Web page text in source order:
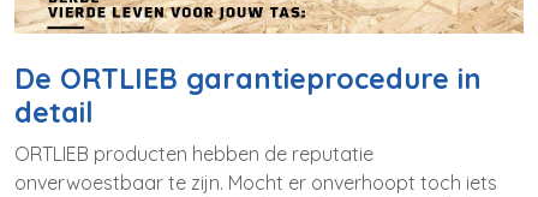
De ORTLIEB garantieprocedure in
detail
ORTLIEB producten hebben de reputatie
onverwoestbaar te zijn. Mocht er onverhoopt toch iets